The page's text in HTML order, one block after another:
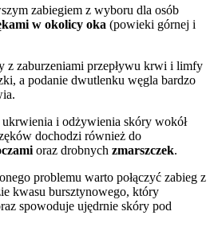
zabiegiem z wyboru dla osób
w okolicy oka (powieki górnej i
z zaburzeniami przepływu krwi i limfy
a podanie dwutlenku węgla bardzo
i odżywienia skóry wokół
dochodzi również do
oraz drobnych zmarszczek.
problemu warto połączyć zabieg z
kwasu bursztynowego, który
spowoduje ujędrnie skóry pod